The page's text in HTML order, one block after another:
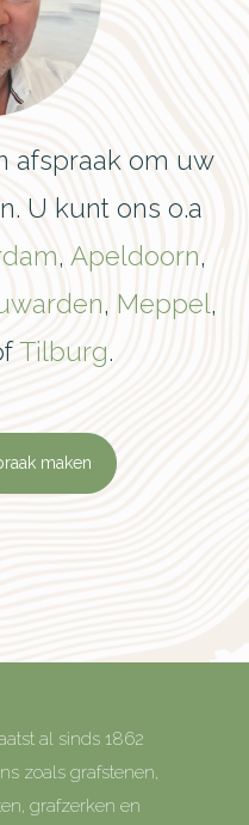
afspraak om uw
U kunt ons o.a
, Apeldoorn,
, Meppel,
Tilburg.
maken
al sinds 1862
zoals grafstenen,
grafzerken en